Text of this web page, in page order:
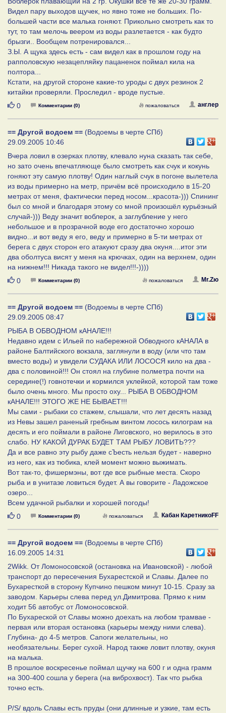
Видел пару выходов щучек, но явно тоже не больших. По-
большей части все малька гоняют. Прикольно смотреть как то
тут, то там мелочь веером из воды разлетается - как будто
брызги.. Вообщем потренировался...
З.Ы. А щука здесь есть - сам видел как в прошлом году на
рапполовскую незацепляйку пацаненок поймал кила на
полтора...
Кстати, на другой стороне какие-то уроды с двух резинок 2
китайки проверяли. Проследил - вроде пустые.
Нравится
0 Комментарии (0) англер
пожаловаться
== Другой водоем == (Водоемы в черте СПб)
29.09.2005 10:46
Вчера ловил в озерках плотву, клевало нуна сказать так себе,
но зато очень впечатляюще было смотреть как счук и кокунь
гоняют эту самую плотву! Один наглый счук в погоне вылетела
из воды примерно на метр, причём всё происходило в 15-20
метрах от меня, фактически перед носом...красота-))) Спининг
был со мной и благодаря этому со мной произошёл курьёзный
случай-))) Веду значит воблерок, а заглубление у него
небольшое и в прозрачной воде его достаточно хорошо
видно...и вот веду я его, веду и примерно в 5-ти метрах от
берега с двух сторон его атакуют сразу два окуня....итог эти
два оболтуса висят у меня на крючках, один на верхнем, один
на нижнем!!! Никада такого не видел!!!-))))
Нравится
0 Комментарии (0) Mr.Zю
пожаловаться
== Другой водоем == (Водоемы в черте СПб)
29.09.2005 08:47
РЫБА В ОБВОДНОМ кАНАЛЕ!!!
Недавно идем с Ильей по набережной Обводного кАНАЛА в
районе Балтийского вокзала, заглянули в воду (или что там
вместо воды) и увидели СУДАКА ИЛИ ЛОСОСЯ кило на два -
два с половиной!!! Он стоял на глубине полметра почти на
середине(!) говнотечки и кормился уклейкой, которой там тоже
было очень много. Мы просто оху... РЫБА В ОБВОДНОМ
кАНАЛЕ!!! ЭТОГО ЖЕ НЕ БЫВАЕТ!!!
Мы сами - рыбаки со стажем, слышали, что лет десять назад
из Невы зашел раненый гребным винтом лосось килограм на
десять и его поймали в районе Лиговского, но верилось в это
слабо. НУ КАКОЙ ДУРАК БУДЕТ ТАМ РЫБУ ЛОВИТЬ???
Да и все равно эту рыбу даже сЪесть нельзя будет - наверно
из него, как из тюбика, клей момент можно выжимать.
Вот так-то, фишермэны, вот где все рыбные места. Скоро
рыба и в унитазе ловиться будет. А вы говорите - Ладожское
озеро...
Всем удачной рыбалки и хорошей погоды!
Нравится
0 Комментарии (0) Кабан КаретникоFF
пожаловаться
== Другой водоем == (Водоемы в черте СПб)
16.09.2005 14:31
2Wikk. От Ломоносовской (остановка на Ивановской) - любой
транспорт до пересечения Бухарестской и Славы. Далее по
Бухаресткой в сторону Купчино пешком минут 10-15. Сразу за
заводом. Карьеры слева перед ул.Димитрова. Прямо к ним
ходит 56 автобус от Ломоносовской.
По Бухареской от Славы можно доехать на любом трамвае -
первая или вторая остановка (карьеры между ними слева).
Глубина- до 4-5 метров. Сапоги желательны, но
необязательны. Берег сухой. Народ также ловит плотву, окуня
на малька.
В прошлое воскресенье поймал щучку на 600 г и одна грамм
на 300-400 сошла у берега (на виброхвост). Так что рыбка
точно есть.
P/S/ вдоль Славы есть пруды (они длинные и узкие, там есть